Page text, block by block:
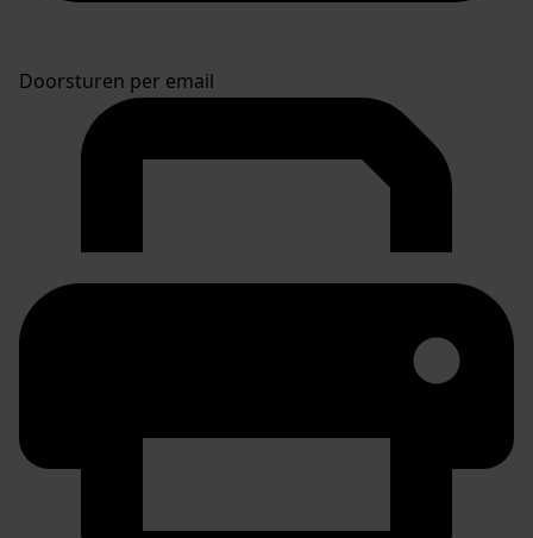
Doorsturen per email